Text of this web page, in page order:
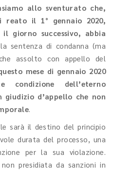
allo sventurato che,
il 1° gennaio 2020,
giorno successivo, abbia
sentenza di condanna (ma
assolto con appello del
mese di gennaio 2020
dell’eterno
giudizio d’appello che non
.
sarà il destino del principio
durata del processo, una
per la sua violazione.
presidiata da sanzioni in